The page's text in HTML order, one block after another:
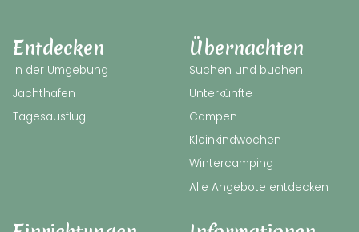
Übernachten
Suchen und buchen
Unterkünfte
Campen
Kleinkindwochen
Wintercamping
Alle Angebote entdecken
Entdecken
In der Umgebung
Jachthafen
Tagesausflug